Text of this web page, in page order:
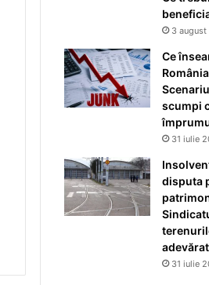
3
Ce
scumpi
31 iulie
disputa
31 iulie